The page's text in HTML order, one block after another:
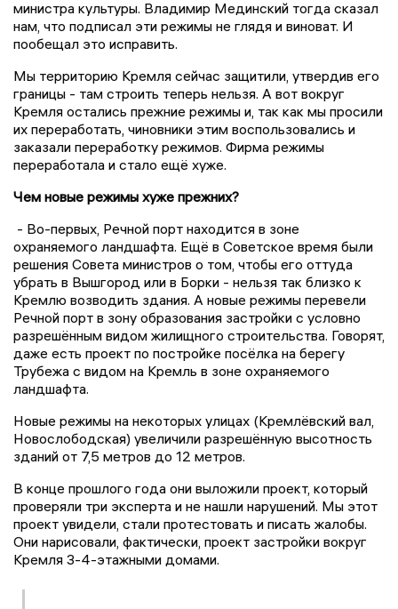
министра культуры. Владимир Мединский тогда сказал
нам, что подписал эти режимы не глядя и виноват. И
пообещал это исправить.
Мы территорию Кремля сейчас защитили, утвердив его
границы - там строить теперь нельзя. А вот вокруг
Кремля остались прежние режимы и, так как мы просили
их переработать, чиновники этим воспользовались и
заказали переработку режимов. Фирма режимы
переработала и стало ещё хуже.
Чем новые режимы хуже прежних?
- Во-первых, Речной порт находится в зоне
охраняемого ландшафта. Ещё в Советское время были
решения Совета министров о том, чтобы его оттуда
убрать в Вышгород или в Борки - нельзя так близко к
Кремлю возводить здания. А новые режимы перевели
Речной порт в зону образования застройки с условно
разрешённым видом жилищного строительства. Говорят,
даже есть проект по постройке посёлка на берегу
Трубежа с видом на Кремль в зоне охраняемого
ландшафта.
Новые режимы на некоторых улицах (Кремлёвский вал,
Новослободская) увеличили разрешённую высотность
зданий от 7,5 метров до 12 метров.
В конце прошлого года они выложили проект, который
проверяли три эксперта и не нашли нарушений. Мы этот
проект увидели, стали протестовать и писать жалобы.
Они нарисовали, фактически, проект застройки вокруг
Кремля 3-4-этажными домами.